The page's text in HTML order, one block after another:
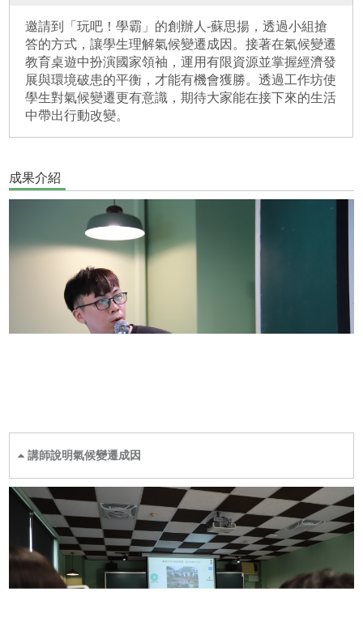
邀請到「玩吧！學霸」的創辦人-蘇思揚，透過小組搶
答的方式，讓學生理解氣候變遷成因。接著在氣候變遷
教育桌遊中扮演國家領袖，運用有限資源並掌握經濟發
展與環境破患的平衡，才能有機會獲勝。透過工作坊使
學生對氣候變遷更有意識，期待大家能在接下來的生活
中帶出行動改變。
成果介紹
講師說明氣候變遷成因